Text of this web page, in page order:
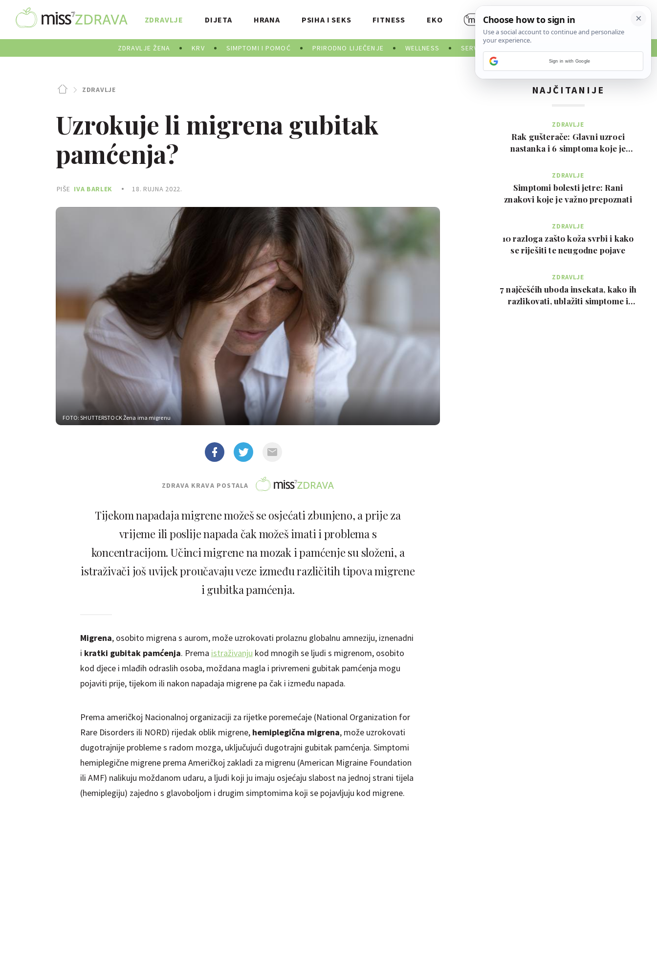
ZDRAVLJE
ZDRAVLJE ŽENA KRV SIMPTOMI I POMOĆ PRIRODNO LIJEČENJE WELLNESS SERVISNE INFORMACIJE
DIJETA HRANA PSIHA I SEKS FITNESS EKO
ZDRAVLJE
Uzrokuje li migrena gubitak
pamćenja?
PIŠE IVA BARLEK 18. RUJNA 2022.
FOTO: SHUTTERSTOCK Žena ima migrenu
ZDRAVA KRAVA POSTALA
Tijekom napadaja migrene možeš se osjećati zbunjeno, a prije za
vrijeme ili poslije napada čak možeš imati i problema s
koncentracijom. Učinci migrene na mozak i pamćenje su složeni, a
istraživači još uvijek proučavaju veze između različitih tipova migrene
i gubitka pamćenja.
Migrena, osobito migrena s aurom, može uzrokovati prolaznu globalnu amneziju, iznenadni
i kratki gubitak pamćenja. Prema istraživanju kod mnogih se ljudi s migrenom, osobito
kod djece i mlađih odraslih osoba, moždana magla i privremeni gubitak pamćenja mogu
pojaviti prije, tijekom ili nakon napadaja migrene pa čak i između napada.
Prema američkoj Nacionalnoj organizaciji za rijetke poremećaje (National Organization for
Rare Disorders ili NORD) rijedak oblik migrene, hemiplegična migrena, može uzrokovati
dugotrajnije probleme s radom mozga, uključujući dugotrajni gubitak pamćenja. Simptomi
hemiplegične migrene prema Američkoj zakladi za migrenu (American Migraine Foundation
ili AMF) nalikuju moždanom udaru, a ljudi koji ju imaju osjećaju slabost na jednoj strani tijela
(hemiplegiju) zajedno s glavoboljom i drugim simptomima koji se pojavljuju kod migrene.
NAJČITANIJE
ZDRAVLJE
Rak gušterače: Glavni uzroci
nastanka i 6 simptoma koje je
ZDRAVLJE
Simptomi bolesti jetre: Rani
znakovi koje je važno prepoznati
ZDRAVLJE
10 razloga zašto koža svrbi i kako
se riješiti te neugodne pojave
ZDRAVLJE
7 najčešćih uboda insekata, kako ih
razlikovati, ublažiti simptome i
Sign in with Google